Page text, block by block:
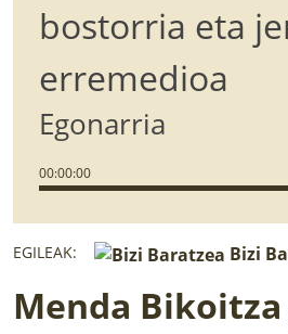
bostorria eta
erremedioa
Egonarria
00:00:00
EGILEAK: Bizi
Menda